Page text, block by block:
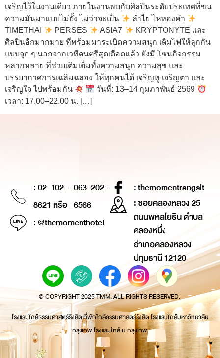
เจริญไว้ในงานเดียว ภายในงานพบกับศิลปินระดับประเทศที่ขน
ความมันมาแบบไม่ยั้ง ไม่ว่าจะเป็น
ลำไย ไหทองคำ
TIMETHAI
PERSES ASIA7
KRYPTONYTE และ
ศิลปินอีกมากมาย ที่พร้อมมาระเบิดความสนุก เติมไฟให้ลุกกัน
แบบจุก ๆ นอกจากเวทีดนตรีสุดเดือดแล้ว ยังมี โซนกิจกรรม
หลากหลาย ที่ช่วยเติมเต็มทั้งความสนุก ความสุข และ
บรรยากาศการเฉลิมฉลอง ให้ทุกคนได้ เจริญหู เจริญตา และ
เจริญใจ ไปพร้อมกัน
วันที่: 13–14 กุมภาพันธ์ 2569
เวลา: 17.00–22.00 น. […]
: 02-102-
8621 หรือ
063-202-
6566
: @themomenthotel
: themomentrangsit
: ซอยคลองหลวง 25
ถนนพหลโยธิน ตำบล
คลองหนึ่ง
อำเภอคลองหลวง
ปทุมธานี 12120
© COPYRIGHT 2025 TMM. ALL RIGHTS RESERVED.
โรงแรมใกล้ธรรมศาสตร์รังสิต ที่พักใกล้ธรรมศาสตร์รังสิต โรงแรมใกล้มหาวิทยาลัย
กรุงเทพ โรงแรมใกล้ ม กรุงเทพ